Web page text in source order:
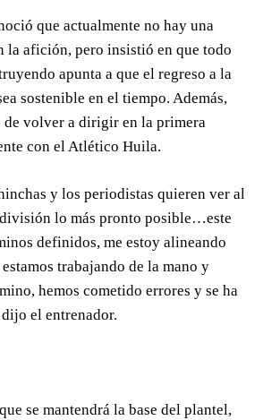
que actualmente no hay una
la afición, pero insistió en que todo
apunta a que el regreso a la
sostenible en el tiempo. Además,
de volver a dirigir en la primera
con el Atlético Huila.
y los periodistas quieren ver al
lo más pronto posible…este
definidos, me estoy alineando
trabajando de la mano y
hemos cometido errores y se ha
el entrenador.
se mantendrá la base del plantel,